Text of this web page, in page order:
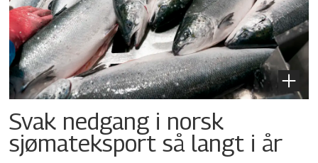
Svak nedgang i norsk
sjømateksport så langt i år